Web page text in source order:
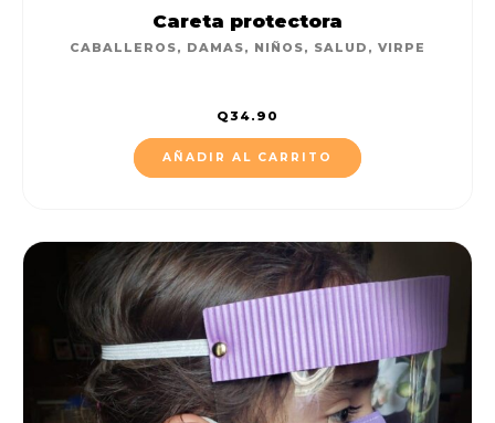
Careta protectora
CABALLEROS, DAMAS, NIÑOS, SALUD , VIRPE
Q34.90
AÑADIR AL CARRITO